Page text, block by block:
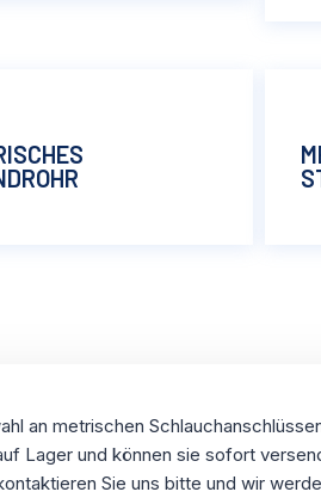
an metrischen
Lager und können sie sofort
Sie uns bitte und wir